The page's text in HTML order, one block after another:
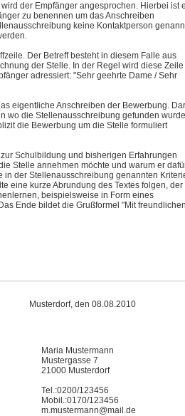
der Empfänger angesprochen. Hierbei ist
zu benennen um das Anschreiben
keine Kontaktperson
Der Betreff besteht in diesem Falle aus
der Stelle. In der Regel wird diese
adressiert: "Sehr geehrte Dame / Sehr
eigentliche Anschreiben der Bewerbung.
wo die Stellenausschreibung gefunden
die Bewerbung um die Stelle formuliert
Schulbildung und bisherigen Erfahrungen
Stelle annehmen möchte und warum er
in der Stellenausschreibung genannten
eine kurze Abrundung des Textes folgen, der
beispielsweise in Form eines
Ende bildet die Grußformel "Mit
Musterdorf, den 08.08.2010
Maria Mustermann
Mustergasse 7
21000 Musterdorf
Tel.:0200/123456
Mobil.:0170/123456
m.mustermann@mail.de